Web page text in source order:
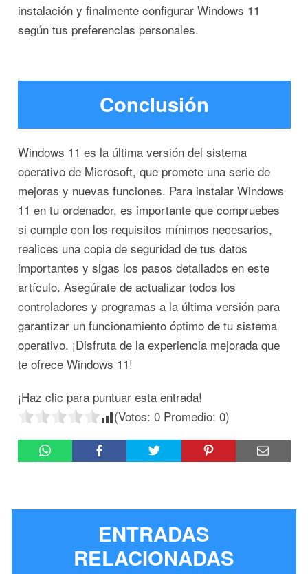
instalación y finalmente configurar Windows 11
según tus preferencias personales.
Conclusión
Windows 11 es la última versión del sistema
operativo de Microsoft, que promete una serie de
mejoras y nuevas funciones. Para instalar Windows
11 en tu ordenador, es importante que compruebes
si cumple con los requisitos mínimos necesarios,
realices una copia de seguridad de tus datos
importantes y sigas los pasos detallados en este
artículo. Asegúrate de actualizar todos los
controladores y programas a la última versión para
garantizar un funcionamiento óptimo de tu sistema
operativo. ¡Disfruta de la experiencia mejorada que
te ofrece Windows 11!
¡Haz clic para puntuar esta entrada!
(Votos: 0Promedio: 0)
ENTRADAS
RELACIONADAS